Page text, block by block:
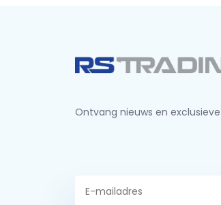
Ontvang nieuws en